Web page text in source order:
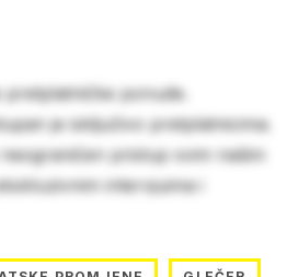
pretplatničke ponude.
je isključivo pretplatnicima.
pristup svim našim
intervjuima i